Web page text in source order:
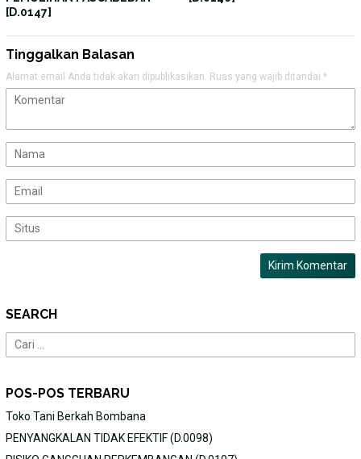
[D.0147]
Tinggalkan Balasan
Alamat email Anda tidak akan dipublikasikan. Ruas yang wajib ditandai *
SEARCH
Cari
untuk:
POS-POS TERBARU
Toko Tani Berkah Bombana
PENYANGKALAN TIDAK EFEKTIF (D.0098)